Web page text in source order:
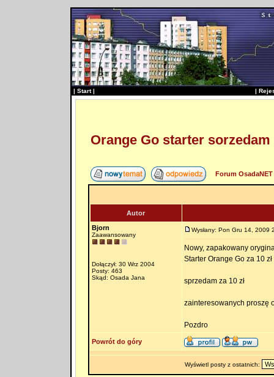
| Start| |
Orange Go starter sorzedam
Forum
Autor
Bjorn
Zaawansowany
Dołączył: 30 Wrz 2004
Posty: 463
Skąd: Osada Jana
Wysłany: Pon Gru 14, 2009
Nowy, zapakowany
Starter Orange Go za 10
sprzedam za 10 zł
zainteresowanych proszę
Pozdro
Powrót do góry
Wyświetl posty z ostatnich: